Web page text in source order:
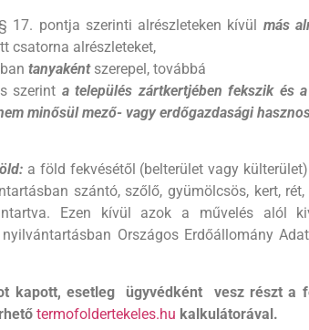
17. pontja szerinti alrészleteken kívül más
csatorna alrészleteket,
tanyaként szerepel, továbbá
szerint a település zártkertjében fekszik és
minősül mező- vagy erdőgazdasági
a föld fekvésétől (belterület vagy
szántó, szőlő, gyümölcsös, kert,
Ezen kívül azok a művelés alól
Országos Erdőállomány
kapott, esetleg ügyvédként vesz részt a
termofoldertekeles.hu kalkulátorával.